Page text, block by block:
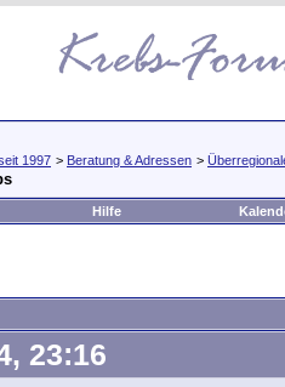
1997 > Beratung & Adressen >
Hilfe
23:16